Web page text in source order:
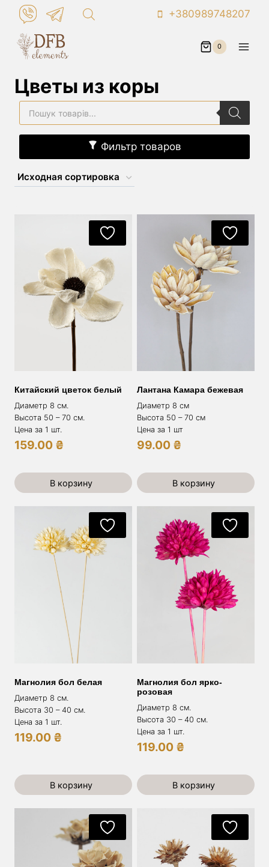
Перейти
контенту
+380989748207
0
Цветы из коры
Поиск
товаров
Фильтр товаров
Китайский цветок белый
Диаметр 8 см.
Высота 50 – 70 см.
Цена за 1 шт.
159.00 ₴
В корзину
Лантана Камара бежевая
Диаметр 8 см
Высота 50 – 70 см
Цена за 1 шт
99.00 ₴
В корзину
Магнолия бол белая
Диаметр 8 см.
Высота 30 – 40 см.
Цена за 1 шт.
119.00 ₴
В корзину
Магнолия бол ярко-
розовая
Диаметр 8 см.
Высота 30 – 40 см.
Цена за 1 шт.
119.00 ₴
В корзину